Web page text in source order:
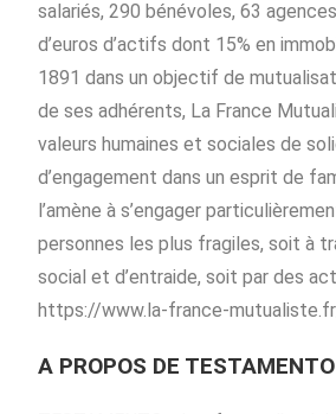
salariés, 290 bénévoles, 63
d’euros d’actifs dont 15% en
1891 dans un objectif de
de ses adhérents, La France
valeurs humaines et sociales de
d’engagement dans un esprit de
l’amène à s’engager
personnes les plus fragiles, soit à
social et d’entraide, soit par des
https://www.la-france-
A PROPOS DE TESTAMENTO